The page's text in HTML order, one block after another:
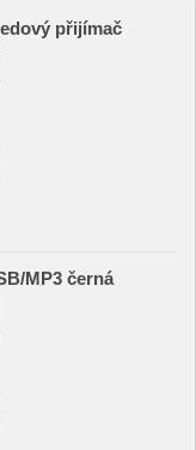
přijímač
MP3 černá